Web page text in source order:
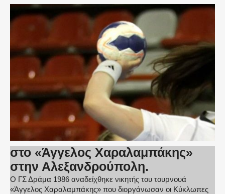
στο «Άγγελος Χαραλαμπάκης»
στην Αλεξανδρούπολη.
Ο ΓΣ Δράμα 1986 αναδείχθηκε νικητής του τουρνουά
«Άγγελος Χαραλαμπάκης» που διοργάνωσαν οι Κύκλωπες